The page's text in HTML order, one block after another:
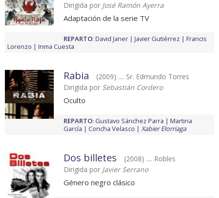
Dirigida por José Ramón Ayerra
Adaptación de la serie TV
REPARTO: David Janer Javier Gutiérrez
Francis
Lorenzo
Inma Cuesta
Rabia
(2009) .... Sr. Edmundo Torres
Dirigida por Sebastián Cordero
Oculto
REPARTO: Gustavo Sánchez Parra
Martina
García
Concha Velasco Xabier Elorriaga
Dos billetes
(2008) .... Robles
Dirigida por Javier Serrano
Género negro clásico